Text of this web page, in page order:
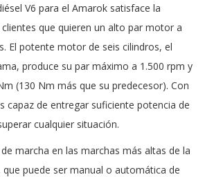
V6 para el Amarok satisface la
que quieren un alto par motor a
El potente motor de seis cilindros, el
produce su par máximo a 1.500 rpm y
(130 Nm más que su predecesor). Con
capaz de entregar suficiente potencia de
cualquier situación.
marcha en las marchas más altas de la
puede ser manual o automática de